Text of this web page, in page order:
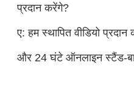
प्रदान करेंगे?
ए: हम स्थापित वीडियो
और 24 घंटे ऑनलाइन स्टैंड-